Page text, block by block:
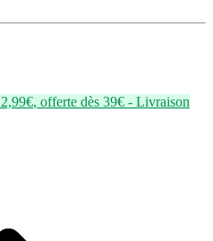
2,99€, offerte dès 39€ - Livraison